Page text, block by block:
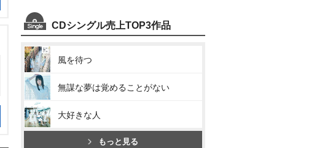
CDシングル売上TOP3作品
風を待つ
無謀な夢は覚めることがない
大好きな人
もっと見る